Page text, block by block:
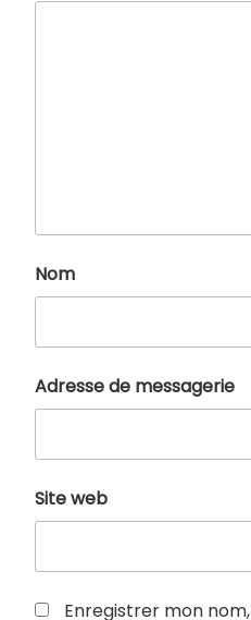
Nom
Adresse de messagerie
Site web
Enregistrer mon